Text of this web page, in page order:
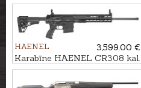
4X Hunter Pistol GR2 kal. .30-
06 M14x1
HAENEL
3,599.00 €
Karabīne HAENEL CR308 kal.
.308Win. 510mm